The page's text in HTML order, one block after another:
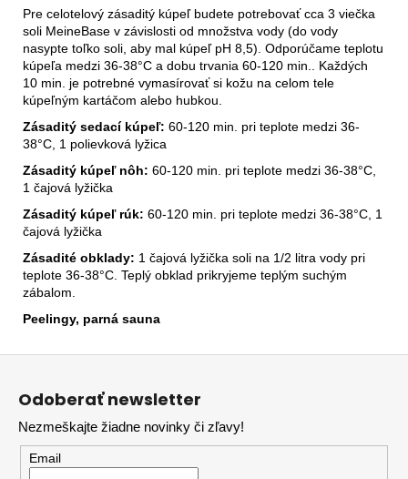
Pre celotelový zásaditý kúpeľ budete potrebovať cca 3 viečka
soli MeineBase v závislosti od množstva vody (do vody
nasypte toľko soli, aby mal kúpeľ pH 8,5). Odporúčame teplotu
kúpeľa medzi 36-38°C a dobu trvania 60-120 min.. Každých
10 min. je potrebné vymasírovať si kožu na celom tele
kúpeľným kartáčom alebo hubkou.
Zásaditý sedací kúpeľ: 60-120 min. pri teplote medzi 36-
38°C, 1 polievková lyžica
Zásaditý kúpeľnôh: 60-120 min. pri teplote medzi 36-38°C,
1 čajová lyžička
Zásaditý kúpeľrúk: 60-120 min. pri teplote medzi 36-38°C, 1
čajová lyžička
Zásadité obklady: 1 čajová lyžička soli na 1/2 litra vody pri
teplote 36-38°C. Teplý obklad prikryjeme teplým suchým
zábalom.
Peelingy, parná sauna
Z
Odoberať newsletter
Nezmeškajte žiadne novinky či zľavy!
Email